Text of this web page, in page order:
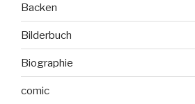
Backen
Bilderbuch
Biographie
comic